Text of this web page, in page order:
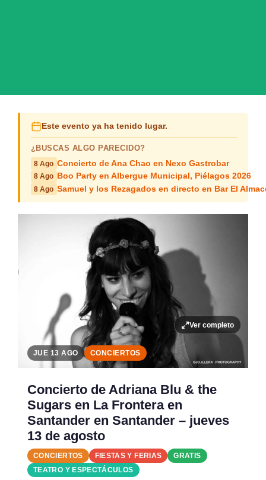
Este evento ya ha tenido lugar.
¿BUSCAS ALGO PARECIDO?
8 Ago Concierto de Ana Chao en Nexo Gastrobar
8 Ago Boo Party en Albergue Municipal, Piélagos 2026
8 Ago Samuel y los Rezagados en directo en Bar El
Ver completo
JUE 13 AGO CONCIERTOS
Concierto de Adriana Blu & the
Sugars en La Frontera en
Santander en Santander – jueves
13 de agosto
CONCIERTOS FIESTAS Y FERIAS
GRATIS
TEATRO Y ESPECTÁCULOS